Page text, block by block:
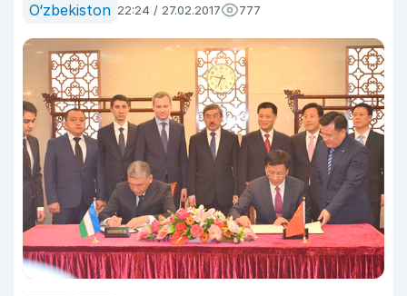
O‘zbekiston 22:24 / 27.02.2017 777